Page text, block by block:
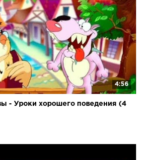
4:56
- Уроки хорошего поведения (4